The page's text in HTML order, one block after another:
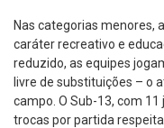
Nas categorias menores,
caráter recreativo e
reduzido, as equipes
livre de substituições – o
campo. O Sub-13, com
trocas por partida